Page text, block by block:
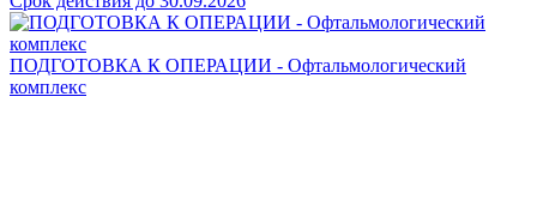
ПОДГОТОВКА К ОПЕРАЦИИ - Офтальмологический
комплекс